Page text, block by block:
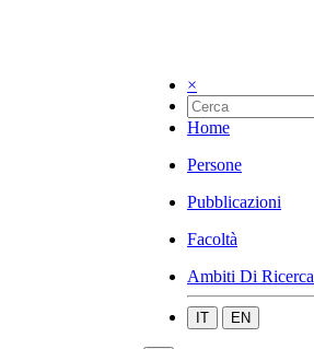
×
Home
Persone
Pubblicazioni
Facoltà
Ambiti Di Ricerca
IT EN